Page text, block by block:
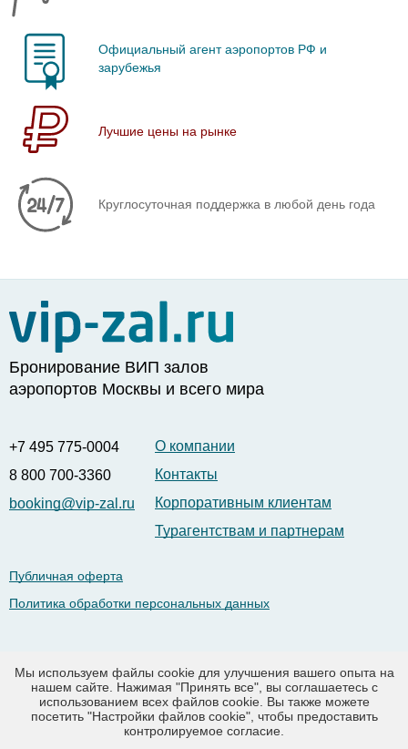
Мы используем файлы cookie для улучшения вашего опыта на
нашем сайте. Нажимая "Принять все", вы соглашаетесь с
использованием всех файлов cookie. Вы также можете
посетить "Настройки файлов cookie", чтобы предоставить
контролируемое согласие.
Официальный агент аэропортов РФ и
зарубежья
Лучшие цены на рынке
Круглосуточная поддержка в любой день года
Бронирование ВИП залов
аэропортов Москвы и всего мира
+7 495 775-0004
8 800 700-3360
booking@vip-zal.ru
О компании
Контакты
Корпоративным клиентам
Турагентствам и партнерам
Публичная оферта
Политика обработки персональных данных
Рус |Eng
© 2003-2026 vip-zal.ru.
Заказ и бронирование Вип-залов в аэропортах Москвы,